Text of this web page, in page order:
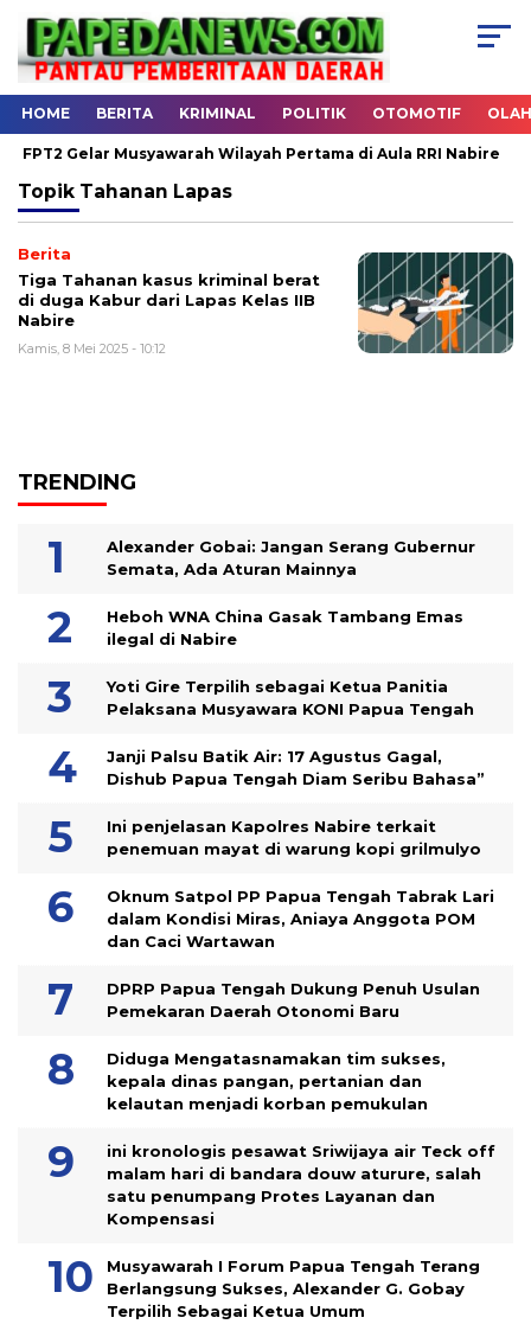
HOME BERITA KRIMINAL POLITIK OTOMOTIF
FPT2 Gelar Musyawarah Wilayah Pertama di Aula RRI Nabire
Topik Tahanan Lapas
Berita
Tiga Tahanan kasus kriminal berat
di duga Kabur dari Lapas Kelas IIB
Nabire
Kamis, 8 Mei 2025 - 10:12
TRENDING
Alexander Gobai: Jangan Serang Gubernur
Semata, Ada Aturan Mainnya
Heboh WNA China Gasak Tambang Emas
ilegal di Nabire
Yoti Gire Terpilih sebagai Ketua Panitia
Pelaksana Musyawara KONI Papua Tengah
Janji Palsu Batik Air: 17 Agustus Gagal,
Dishub Papua Tengah Diam Seribu Bahasa”
Ini penjelasan Kapolres Nabire terkait
penemuan mayat di warung kopi grilmulyo
Oknum Satpol PP Papua Tengah Tabrak Lari
dalam Kondisi Miras, Aniaya Anggota POM
dan Caci Wartawan
DPRP Papua Tengah Dukung Penuh Usulan
Pemekaran Daerah Otonomi Baru
Diduga Mengatasnamakan tim sukses,
kepala dinas pangan, pertanian dan
kelautan menjadi korban pemukulan
ini kronologis pesawat Sriwijaya air Teck off
malam hari di bandara douw aturure, salah
satu penumpang Protes Layanan dan
Kompensasi
Musyawarah I Forum Papua Tengah Terang
Berlangsung Sukses, Alexander G. Gobay
Terpilih Sebagai Ketua Umum